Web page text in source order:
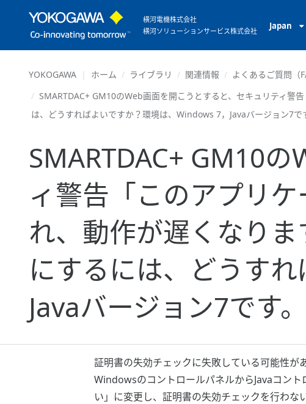
横河電機株式会社
横河ソリューションサービス株式会社
Japan
YOKOGAWA ホーム ライブラリ 関連情報
よくあるご質問（
SMARTDAC+ GM10のWeb画面を開こうとすると、セキュリティ警
は、どうすればよいですか？環境は、Windows 7，Javaバージョン7で
SMARTDAC+ GM10
ィ警告「このアプリ
れ、動作が遅くなり
にするには、どうす
Javaバージョン7です。
証明書の失効チェックに失敗している可能性があ
WindowsのコントロールパネルからJavaコン
い」に変更し、証明書の失効チェックを行わな